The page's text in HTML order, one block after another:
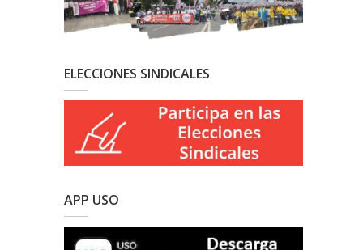
ELECCIONES SINDICALES
APP USO